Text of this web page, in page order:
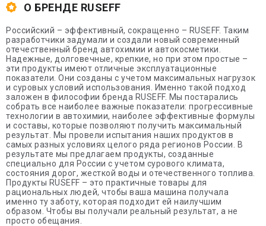
О БРЕНДЕ RUSEFF
Российский – эффективный, сокращенно – RUSEFF. Таким
разработчики задумали и создали новый современный
отечественный бренд автохимии и автокосметики.
Надежные, долговечные, крепкие, но при этом простые –
эти продукты имеют отличные эксплуатационные
показатели. Они созданы с учетом максимальных нагрузок
и суровых условий использования. Именно такой подход
заложен в философии бренда RUSEFF. Мы постарались
собрать все наиболее важные показатели: прогрессивные
технологии в автохимии, наиболее эффективные формулы
и составы, которые позволяют получить максимальный
результат. Мы провели испытания наших продуктов в
самых разных условиях целого ряда регионов России. В
результате мы предлагаем продукты, созданные
специально для России с учетом сурового климата,
состояния дорог, жесткой воды и отечественного топлива.
Продукты RUSEFF – это практичные товары для
рациональных людей, чтобы ваша машина получала
именно ту заботу, которая подходит ей наилучшим
образом. Чтобы вы получали реальный результат, а не
просто обещания.